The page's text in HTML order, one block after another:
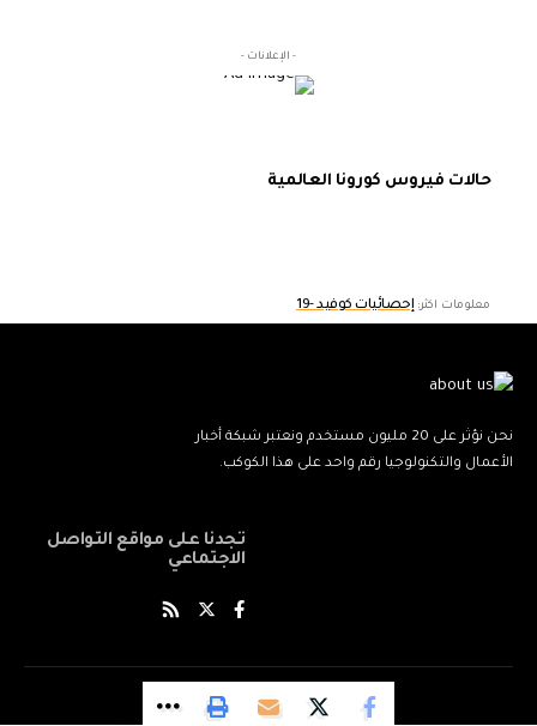
- الإعلانات -
حالات فيروس كورونا العالمية
معلومات اكثر: إحصائيات كوفيد -19
نحن نؤثر على 20 مليون مستخدم ونعتبر شبكة أخبار
الأعمال والتكنولوجيا رقم واحد على هذا الكوكب.
تجدنا على مواقع التواصل
الاجتماعي